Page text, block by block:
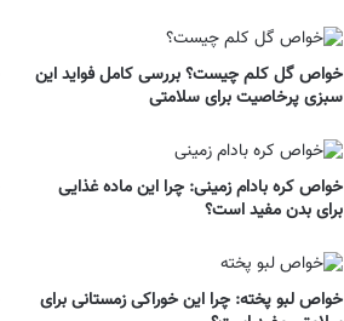
خواص گل کلم چیست؟ بررسی کامل فواید این
سبزی پرخاصیت برای سلامتی
خواص کره بادام زمینی: چرا این ماده غذایی
برای بدن مفید است؟
خواص لبو پخته: چرا این خوراکی زمستانی برای